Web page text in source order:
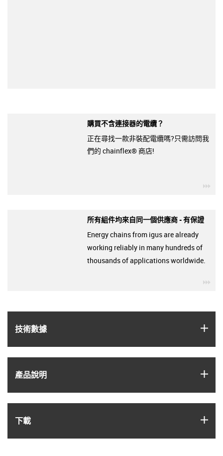
技術數據
產品說明
下載
購買不含連接器的電纜？
正在尋找一款非裝配電纜嗎?只需訪問我
們的 chainflex® 商店!
所有組件均來自同一個供應商 - 有保證
Energy chains from igus are already
working reliably in many hundreds of
thousands of applications worldwide.